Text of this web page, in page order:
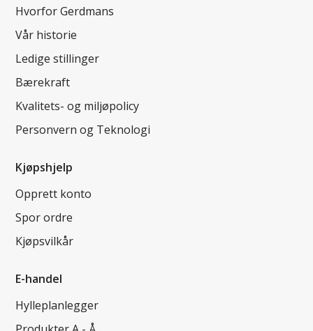
Hvorfor Gerdmans
Vår historie
Ledige stillinger
Bærekraft
Kvalitets- og miljøpolicy
Personvern og Teknologi
Kjøpshjelp
Opprett konto
Spor ordre
Kjøpsvilkår
E-handel
Hylleplanlegger